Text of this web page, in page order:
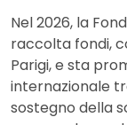
Nel 2026, la
raccolta fondi,
Parigi, e sta
internazionale
sostegno della